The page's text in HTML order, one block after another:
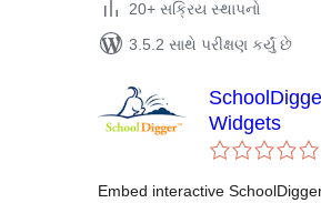
20+ સક્રિય સ્થાપનો
3.5.2 સાથે પરીક્ષણ કર્યું છે
Widgets
Embed interactive